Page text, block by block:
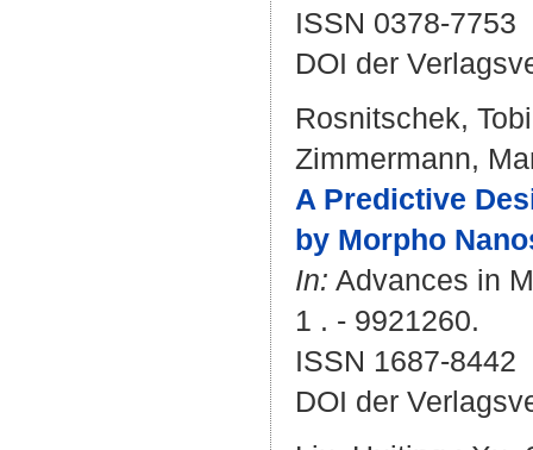
ISSN 0378-7753
DOI der
Rosnitschek,
Zimmermann,
A Predictive
by Morpho
In: Advances in
1 . - 9921260.
ISSN 1687-8442
DOI der